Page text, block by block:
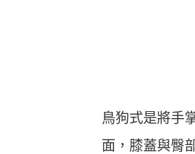
鳥狗式是將手
面，膝蓋與臀